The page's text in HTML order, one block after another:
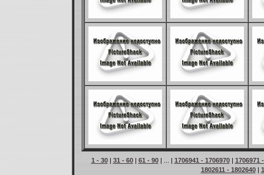
1 - 30| 31 - 60| 61 - 90| ... | 1706941 - 1706970| 1706971
1802611 - 1802640|